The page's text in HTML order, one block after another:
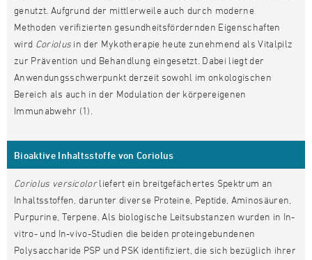
genutzt. Aufgrund der mittlerweile auch durch moderne
Methoden verifizierten gesundheitsfördernden Eigenschaften
wird Coriolus in der Mykotherapie heute zunehmend als Vitalpilz
zur Prävention und Behandlung eingesetzt. Dabei liegt der
Anwendungsschwerpunkt derzeit sowohl im onkologischen
Bereich als auch in der Modulation der körpereigenen
Immunabwehr (1).
Bioaktive Inhaltsstoffe von Coriolus
Coriolus versicolorliefert ein breitgefächertes Spektrum an
Inhaltsstoffen, darunter diverse Proteine, Peptide, Aminosäuren,
Purpurine, Terpene. Als biologische Leitsubstanzen wurden in In-
vitro- und In-vivo-Studien die beiden proteingebundenen
Polysaccharide PSP und PSK identifiziert, die sich bezüglich ihrer